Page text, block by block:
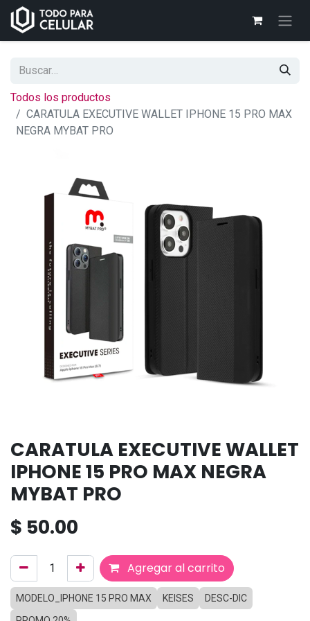
Todos los productos
CARATULA EXECUTIVE WALLET IPHONE 15 PRO MAX
NEGRA MYBAT PRO
CARATULA EXECUTIVE WALLET
IPHONE 15 PRO MAX NEGRA
MYBAT PRO
$ 50.00
Agregar al carrito
MODELO_IPHONE 15 PRO MAX KEISES
DESC-DIC